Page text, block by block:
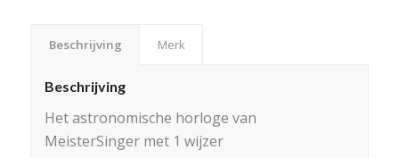
Beschrijving Merk
Beschrijving
Het astronomische horloge van
MeisterSinger met 1 wijzer